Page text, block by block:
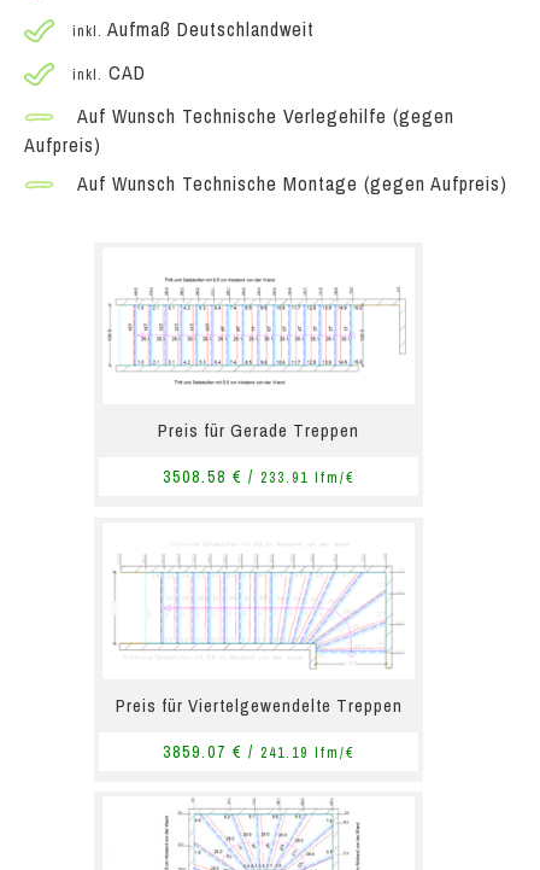
inkl. Aufmaß Deutschlandweit
inkl. CAD
Auf Wunsch Technische Verlegehilfe (gegen
Aufpreis)
Auf Wunsch Technische Montage (gegen Aufpreis)
Preis für Gerade Treppen
3508.58 € / 233.91 lfm/€
Preis für Viertelgewendelte Treppen
3859.07 € / 241.19 lfm/€